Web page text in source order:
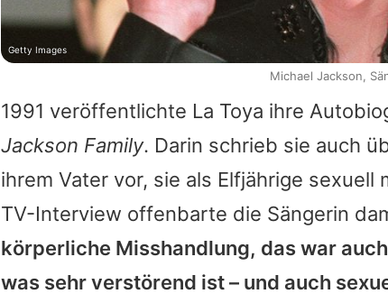
1991 veröffentlichte La Toya ihre
Jackson Family. Darin schrieb sie auch
ihrem Vater vor, sie als Elfjährige
TV-Interview offenbarte die Sängerin
körperliche Misshandlung, das war
was sehr verstörend ist – und auch
Getty Images
Michael Jackson,